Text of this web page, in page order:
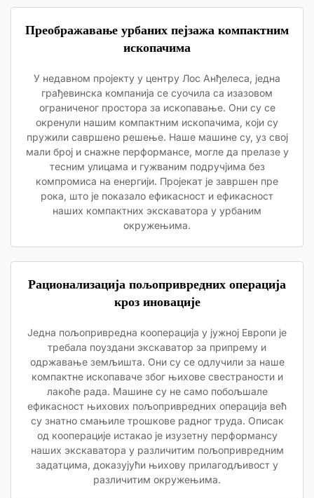
Преображавање урбаних пејзажа компактним
ископачима
У недавном пројекту у центру Лос Анђелеса, једна
грађевинска компанија се суочила са изазовом
ограниченог простора за ископавање. Они су се
окренули нашим компактним ископачима, који су
пружили савршено решење. Наше машине су, уз свој
мали број и снажне перформансе, могле да прелазе у
тесним улицама и гужваним подручјима без
компромиса на енергији. Пројекат је завршен пре
рока, што је показало ефикасност и ефикасност
наших компактних экскаватора у урбаним
окружењима.
Рационализација пољопривредних операција
кроз иновације
Једна пољопривредна кооперација у јужној Европи је
требала поуздани экскаватор за припрему и
одржавање земљишта. Они су се одлучили за наше
компактне ископаваче због њихове свестраности и
лакоће рада. Машине су не само побољшале
ефикасност њихових пољопривредних операција већ
су знатно смањиле трошкове радног труда. Описак
од кооперације истакао је изузетну перформансу
наших экскаватора у различитим пољопривредним
задатцима, доказујући њихову прилагодљивост у
различитим окружењима.